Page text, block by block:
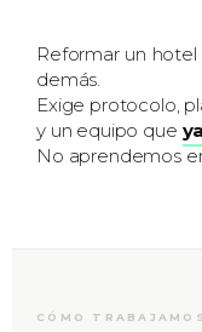
Reformar un
demás.
Exige protocolo,
y un equipo que
No aprendemos
CÓMO TRABAJAMOS